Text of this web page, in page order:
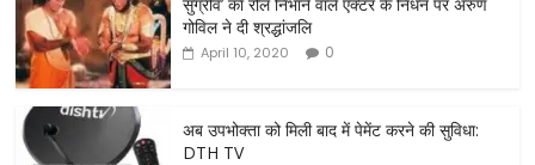
k
गोविल ने दी श्रद्धांजलि
April 10, 2020 0
अब उपभोक्ता को मिली बाद में पेमेंट करने की सुविधा:
DTH TV